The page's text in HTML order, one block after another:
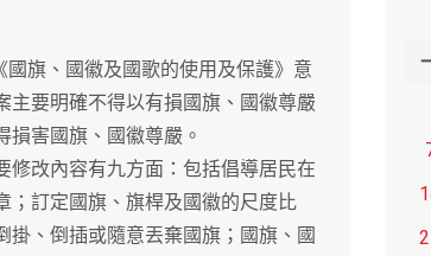
旗、國徽及國歌的使用及保護》意
主要明確不得以有損國旗、國徽尊嚴
害國旗、國徽尊嚴。
改內容有九方面：包括倡導居民在
；訂定國旗、旗桿及國徽的尺度比
、倒插或隨意丟棄國旗；國旗、國